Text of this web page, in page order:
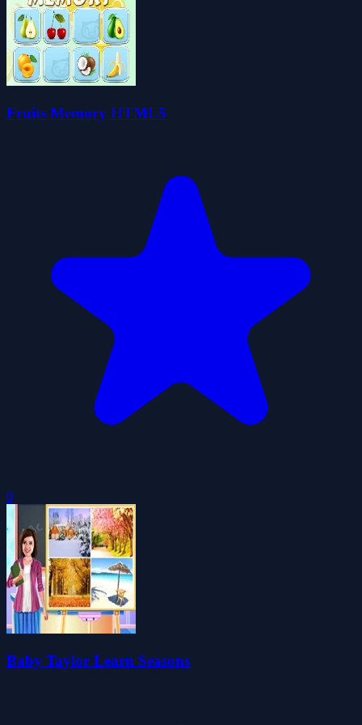
Fruits Memory HTML5
0
Baby Taylor Learn Seasons